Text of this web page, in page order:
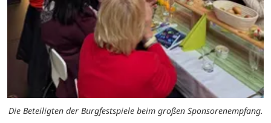
Die Beteiligten der Burgfestspiele beim großen Sponsorenempfang.